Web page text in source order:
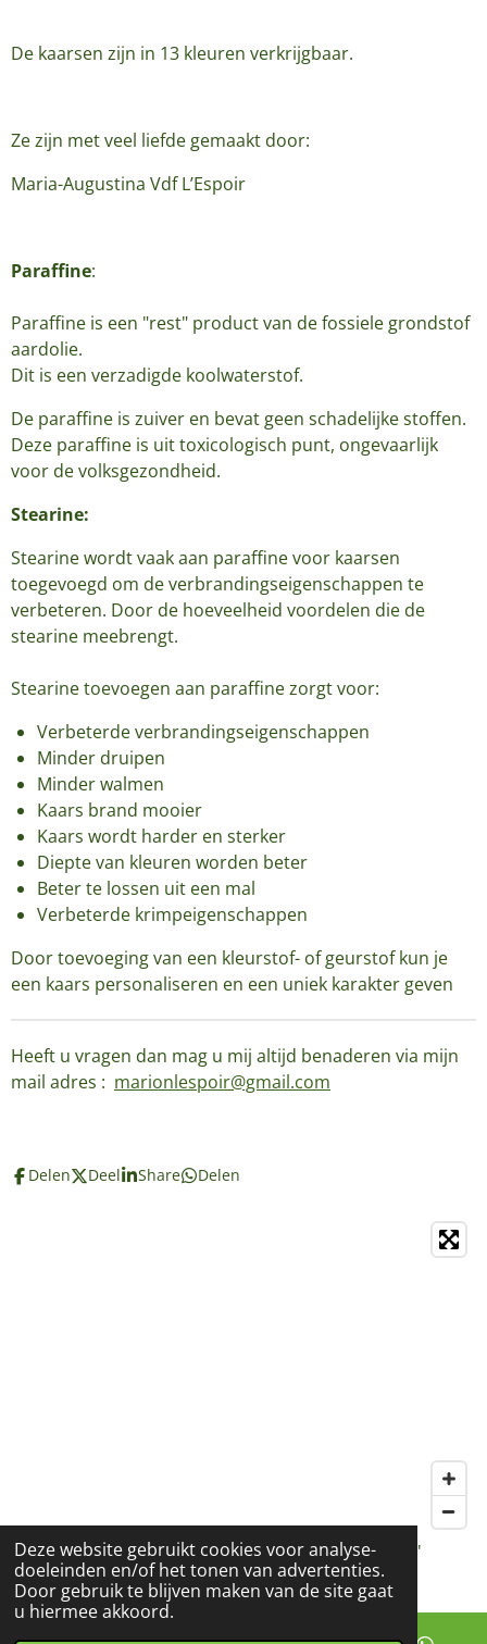
Deze website gebruikt cookies voor analyse-
doeleinden en/of het tonen van advertenties.
Door gebruik te blijven maken van de site gaat
u hiermee akkoord.
De kaarsen zijn in 13 kleuren verkrijgbaar.
Ze zijn met veel liefde gemaakt door:
Maria-Augustina Vdf L’Espoir
Paraffine:
Paraffine is een "rest" product van de fossiele grondstof
aardolie.
Dit is een verzadigde koolwaterstof.
De paraffine is zuiver en bevat geen schadelijke stoffen.
Deze paraffine is uit toxicologisch punt, ongevaarlijk
voor de volksgezondheid.
Stearine:
Stearine wordt vaak aan paraffine voor kaarsen
toegevoegd om de verbrandingseigenschappen te
verbeteren. Door de hoeveelheid voordelen die de
stearine meebrengt.
Stearine toevoegen aan paraffine zorgt voor:
Verbeterde verbrandingseigenschappen
Minder druipen
Minder walmen
Kaars brand mooier
Kaars wordt harder en sterker
Diepte van kleuren worden beter
Beter te lossen uit een mal
Verbeterde krimpeigenschappen
Door toevoeging van een kleurstof- of geurstof kun je
een kaars personaliseren en een uniek karakter geven
Heeft u vragen dan mag u mij altijd benaderen via mijn
mail adres : marionlespoir@gmail.com
Delen Deel Share Delen
© 2018 - 2022 Spirituele cadeaushop Marion Vdf L'
Espoir